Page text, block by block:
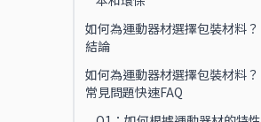
如何為運動器材選擇包裝材料？
結論
如何為運動器材選擇包裝材料？
常見問題快速FAQ